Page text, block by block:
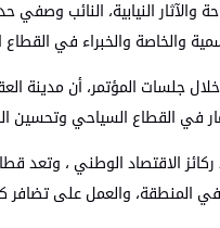
والآثار النيابية، النائب وصفي
والخاصة والخبراء في
جلسات المؤتمر، أن مدينة
في القطاع السياحي وتحسين
الاقتصاد الوطني ، وتعد
المنطقة، والعمل على تضافر